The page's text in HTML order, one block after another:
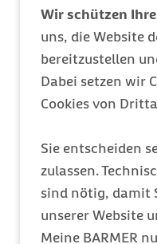
Wir schützen
uns, die Website
bereitzustellen
Dabei setzen wir
Cookies von
Sie entscheiden
zulassen.
sind nötig, damit
unserer Website
Meine BARMER
Mitglied werden
Barmer Bonus
Meine Barmer